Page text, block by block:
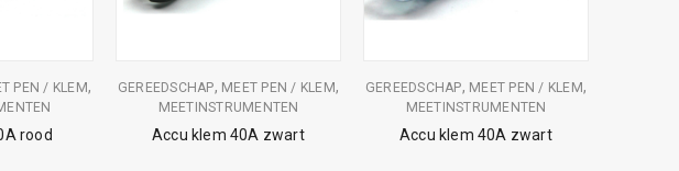
PEN / KLEM,
rood
GEREEDSCHAP, MEET PEN / KLEM,
MEETINSTRUMENTEN
Accu klem 40A zwart
GEREEDSCHAP, MEET PEN / KLEM,
MEETINSTRUMENTEN
Accu klem 40A zwart